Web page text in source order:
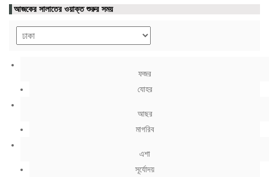
আজকের সালাতের ওয়াক্ত শুরুর সময়
ফজর
যোহর
আছর
মাগরিব
এশা
সূর্যোদয়